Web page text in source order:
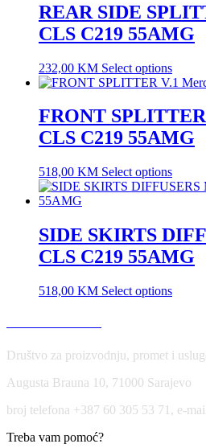
REAR SIDE
CLS C219 55AMG
232,00 KM Select options
FRONT
CLS C219 55AMG
518,00 KM Select options
SIDE SKIRTS
CLS C219 55AMG
518,00 KM Select options
Društvo za proizvodnju, promet i
Augusta Brauna 10, 71000 Sarajevo
broj telefona +387 60 305 53 71, e-
Treba vam pomoć?